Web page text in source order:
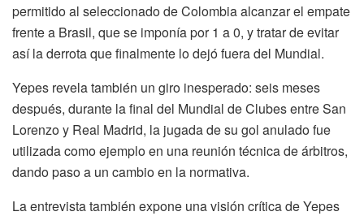
permitido al seleccionado de Colombia alcanzar el empate
frente a Brasil, que se imponía por 1 a 0, y tratar de evitar
así la derrota que finalmente lo dejó fuera del Mundial.
Yepes revela también un giro inesperado: seis meses
después, durante la final del Mundial de Clubes entre San
Lorenzo y Real Madrid, la jugada de su gol anulado fue
utilizada como ejemplo en una reunión técnica de árbitros,
dando paso a un cambio en la normativa.
La entrevista también expone una visión crítica de Yepes